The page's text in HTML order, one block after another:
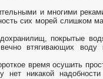
и многими
сих морей слишком
покрытые
втягивающих воду
время осушить
никакой